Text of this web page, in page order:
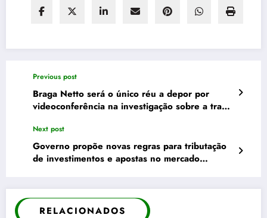
Previous post
Braga Netto será o único réu a depor por
videoconferência na investigação sobre a trama
Next post
Governo propõe novas regras para tributação
de investimentos e apostas no mercado
RELACIONADOS